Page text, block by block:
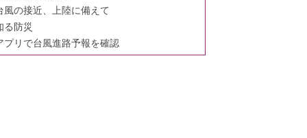
風の接近、上陸に備えて
る防災
プリで台風進路予報を確認